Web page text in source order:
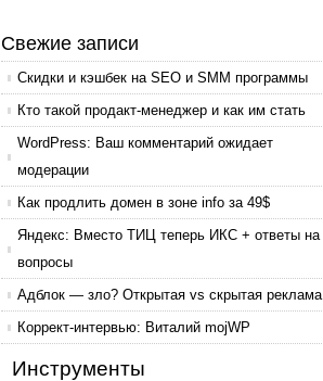
Свежие записи
Скидки и кэшбек на SEO и SMM программы
Кто такой продакт-менеджер и как им стать
WordPress: Ваш комментарий ожидает
модерации
Как продлить домен в зоне info за 49$
Яндекс: Вместо ТИЦ теперь ИКС + ответы на
вопросы
Адблок — зло? Открытая vs скрытая реклама
Коррект-интервью: Виталий mojWP
Инструменты